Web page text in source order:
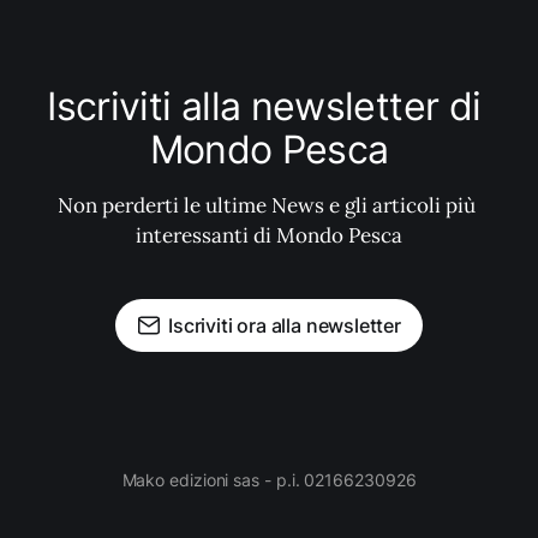
Iscriviti alla newsletter di
Mondo Pesca
Non perderti le ultime News e gli articoli più
interessanti di Mondo Pesca
Iscriviti ora alla newsletter
Mako edizioni sas - p.i. 02166230926